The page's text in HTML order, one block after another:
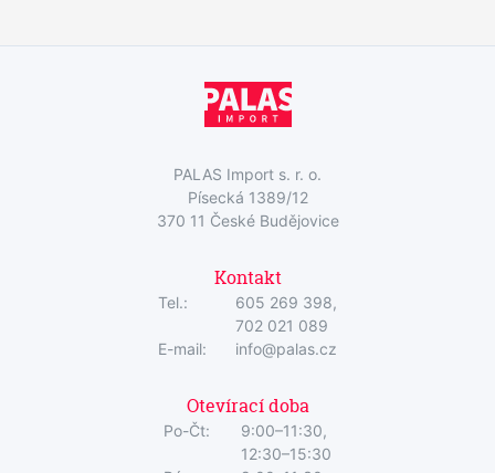
PALAS Import s. r. o.
Písecká 1389/12
370 11 České Budějovice
Kontakt
Tel.:
605 269 398,
702 021 089
E-mail:
info@palas.cz
Otevírací doba
Po-Čt:
9:00–11:30,
12:30–15:30